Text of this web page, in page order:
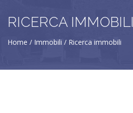
RICERCA IMMOBILI
Home Immobili Ricerca immobili